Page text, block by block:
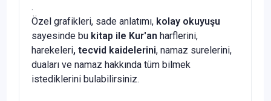
.
Özel grafikleri, sade anlatımı, kolay okuyuşu
sayesinde bu kitap ile Kur'an harflerini,
harekeleri, tecvid kaidelerini, namaz surelerini,
duaları ve namaz hakkında tüm bilmek
istediklerini bulabilirsiniz.